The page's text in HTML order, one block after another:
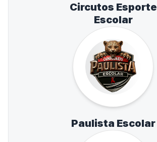
Circutos Esporte
Escolar
Paulista Escolar